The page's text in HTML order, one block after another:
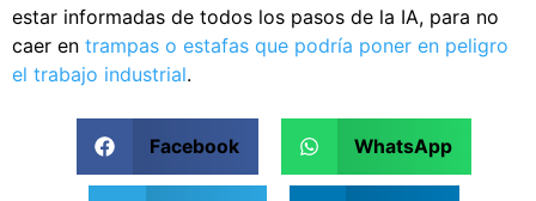
estar informadas de todos los pasos de la IA, para no
caer en trampas o estafas que podría poner en peligro
el trabajo industrial.
Facebook WhatsApp